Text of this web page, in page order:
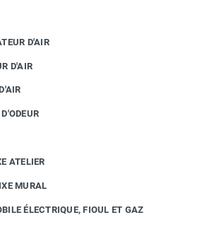
D'AIR
D'AIR
ATELIER
MURAL
ÉLECTRIQUE, FIOUL ET GAZ